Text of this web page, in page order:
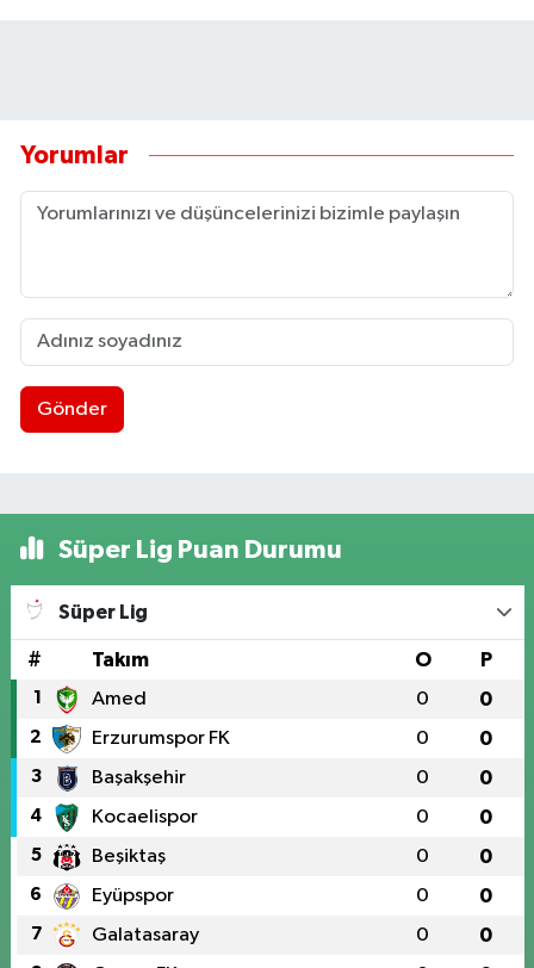
Yorumlar
Gönder
Süper Lig Puan Durumu
Süper Lig
# Takım O P
1 Amed 0 0
2 Erzurumspor FK 0 0
3 Başakşehir 0 0
4 Kocaelispor 0 0
5 Beşiktaş 0 0
6 Eyüpspor 0 0
7 Galatasaray 0 0